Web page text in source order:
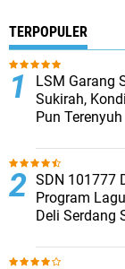
TERPOPULER
LSM Garang
Sukirah,
Pun Terenyuh
SDN 101777
Program
Deli Serdang